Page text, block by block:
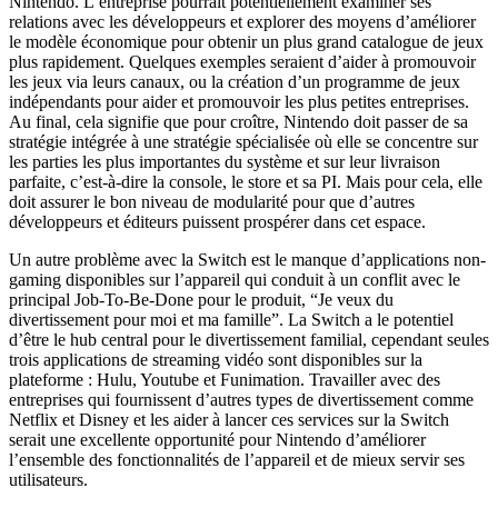
relations avec les développeurs et explorer des moyens d’améliorer
le modèle économique pour obtenir un plus grand catalogue de jeux
plus rapidement. Quelques exemples seraient d’aider à promouvoir
les jeux via leurs canaux, ou la création d’un programme de jeux
indépendants pour aider et promouvoir les plus petites entreprises.
Au final, cela signifie que pour croître, Nintendo doit passer de sa
stratégie intégrée à une stratégie spécialisée où elle se concentre sur
les parties les plus importantes du système et sur leur livraison
parfaite, c’est-à-dire la console, le store et sa PI. Mais pour cela, elle
doit assurer le bon niveau de modularité pour que d’autres
développeurs et éditeurs puissent prospérer dans cet espace.
Un autre problème avec la Switch est le manque d’applications non-
gaming disponibles sur l’appareil qui conduit à un conflit avec le
principal Job-To-Be-Done pour le produit, “Je veux du
divertissement pour moi et ma famille”. La Switch a le potentiel
d’être le hub central pour le divertissement familial, cependant seules
trois applications de streaming vidéo sont disponibles sur la
plateforme : Hulu, Youtube et Funimation. Travailler avec des
entreprises qui fournissent d’autres types de divertissement comme
Netflix et Disney et les aider à lancer ces services sur la Switch
serait une excellente opportunité pour Nintendo d’améliorer
l’ensemble des fonctionnalités de l’appareil et de mieux servir ses
utilisateurs.